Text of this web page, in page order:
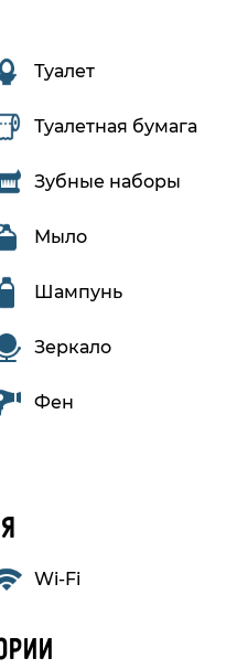
Туалет
Туалетная бумага
Зубные наборы
Мыло
Шампунь
Зеркало
Фен
Wi-Fi